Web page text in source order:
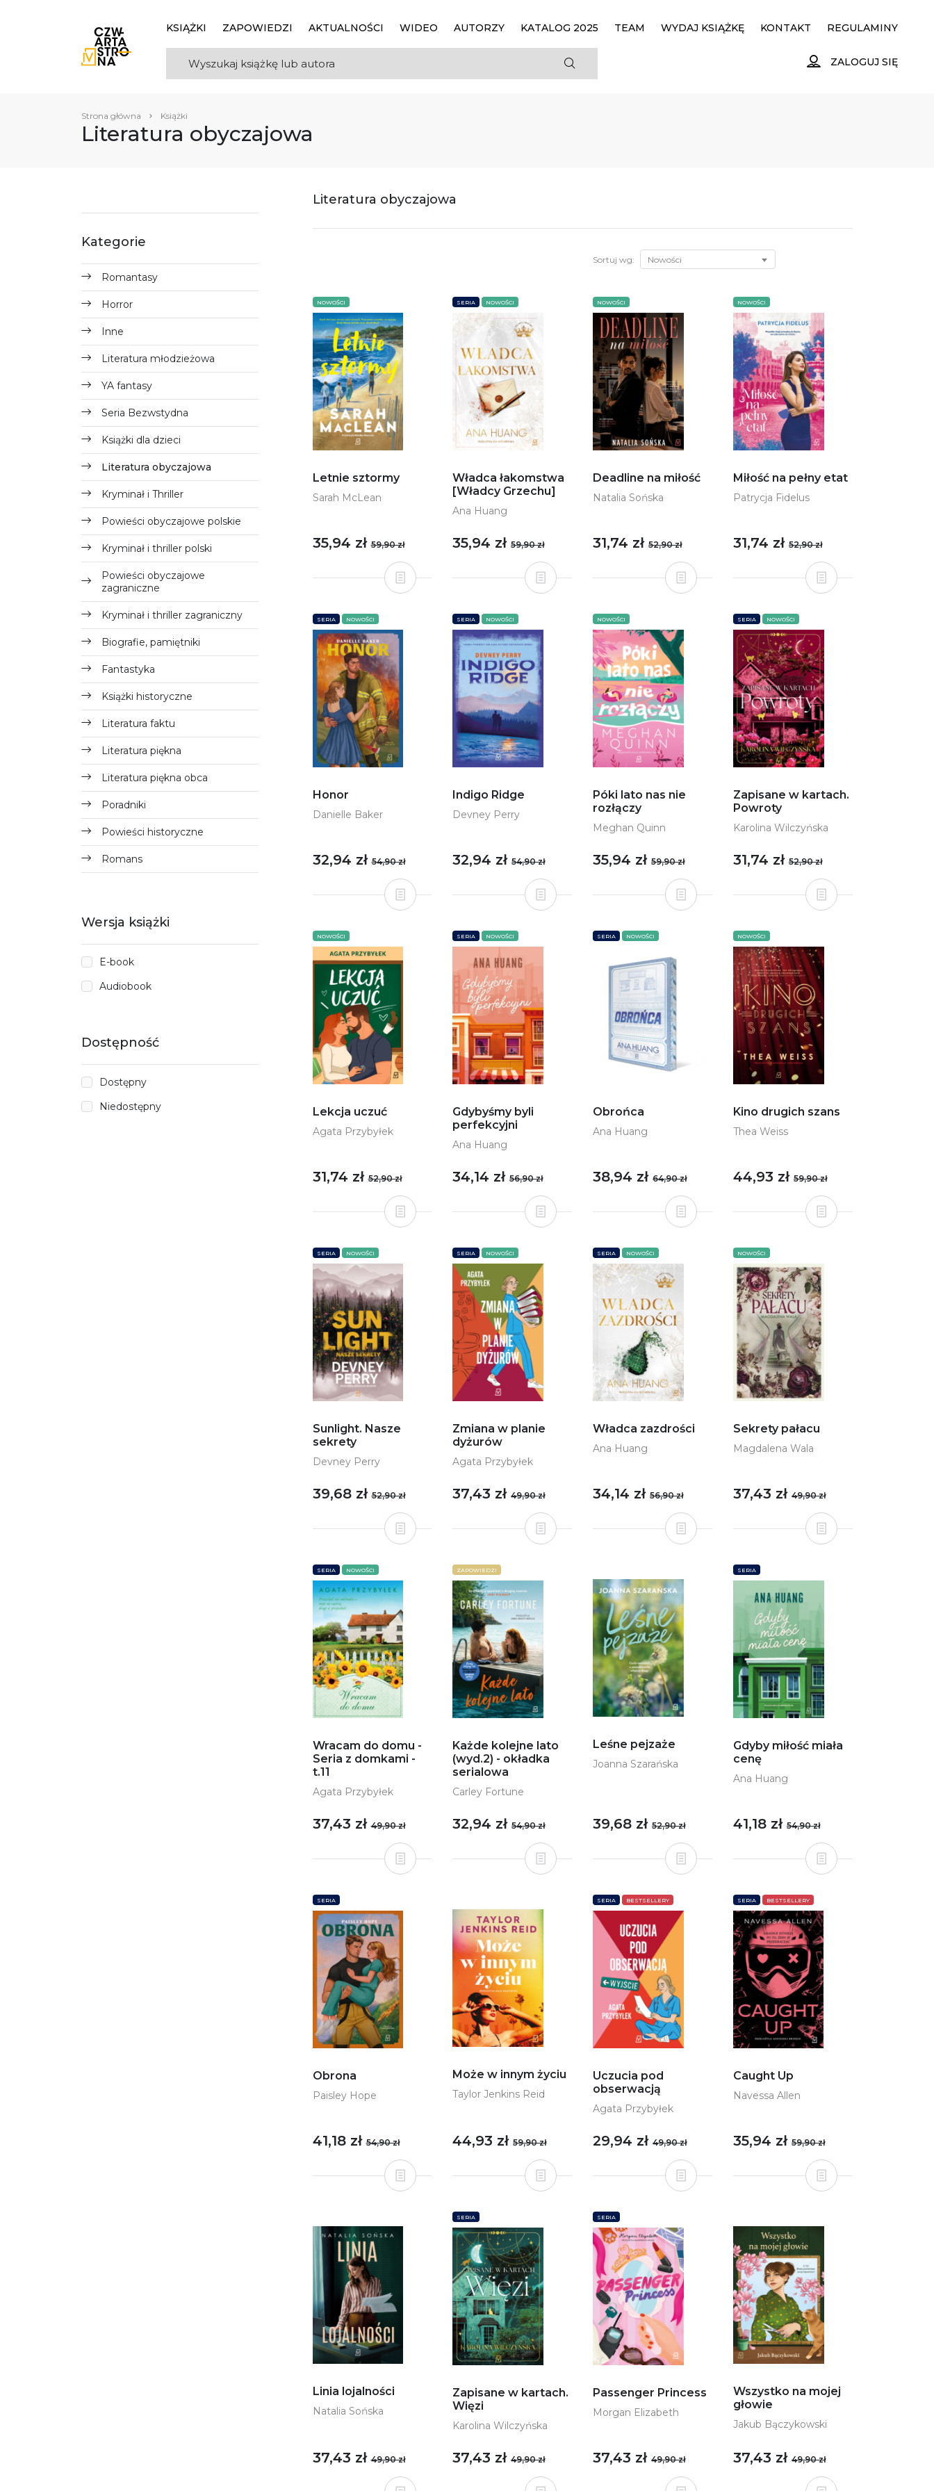
KSIĄŻKI ZAPOWIEDZI AKTUALNOŚCI WIDEO AUTORZY KATALOG 2025 TEAM WYDAJ KSIĄŻKĘ KONTAKT REGULAMINY
ZALOGUJ SIĘ
Strona główna Książki
Literatura obyczajowa
Kategorie
Romantasy
Horror
Inne
Literatura młodzieżowa
YA fantasy
Seria Bezwstydna
Książki dla dzieci
Literatura obyczajowa
Kryminał i Thriller
Powieści obyczajowe polskie
Kryminał i thriller polski
Powieści obyczajowe
zagraniczne
Kryminał i thriller zagraniczny
Biografie, pamiętniki
Fantastyka
Książki historyczne
Literatura faktu
Literatura piękna
Literatura piękna obca
Poradniki
Powieści historyczne
Romans
Wersja książki
E-book
Audiobook
Dostępność
Dostępny
Niedostępny
Literatura obyczajowa
Sortuj wg: Nowości
NOWOŚCI
Letnie sztormy
Sarah McLean
35,94 zł59,90 zł
SERIA NOWOŚCI
Władca łakomstwa
[Władcy Grzechu]
Ana Huang
35,94 zł59,90 zł
NOWOŚCI
Deadline na miłość
Natalia Sońska
31,74 zł52,90 zł
NOWOŚCI
Miłość na pełny etat
Patrycja Fidelus
31,74 zł52,90 zł
SERIA NOWOŚCI
Honor
Danielle Baker
32,94 zł54,90 zł
SERIA NOWOŚCI
Indigo Ridge
Devney Perry
32,94 zł54,90 zł
NOWOŚCI
Póki lato nas nie
rozłączy
Meghan Quinn
35,94 zł59,90 zł
SERIA NOWOŚCI
Zapisane w kartach.
Powroty
Karolina Wilczyńska
31,74 zł52,90 zł
NOWOŚCI
Lekcja uczuć
Agata Przybyłek
31,74 zł52,90 zł
SERIA NOWOŚCI
Gdybyśmy byli
perfekcyjni
Ana Huang
34,14 zł56,90 zł
SERIA NOWOŚCI
Obrońca
Ana Huang
38,94 zł64,90 zł
NOWOŚCI
Kino drugich szans
Thea Weiss
44,93 zł59,90 zł
SERIA NOWOŚCI
Sunlight. Nasze
sekrety
Devney Perry
39,68 zł52,90 zł
SERIA NOWOŚCI
Zmiana w planie
dyżurów
Agata Przybyłek
37,43 zł49,90 zł
SERIA NOWOŚCI
Władca zazdrości
Ana Huang
34,14 zł56,90 zł
NOWOŚCI
Sekrety pałacu
Magdalena Wala
37,43 zł49,90 zł
SERIA NOWOŚCI
Wracam do domu -
Seria z domkami -
t.11
Agata Przybyłek
37,43 zł49,90 zł
ZAPOWIEDZI
Każde kolejne lato
(wyd.2) - okładka
serialowa
Carley Fortune
32,94 zł54,90 zł
Leśne pejzaże
Joanna Szarańska
39,68 zł52,90 zł
SERIA
Gdyby miłość miała
cenę
Ana Huang
41,18 zł54,90 zł
SERIA
Obrona
Paisley Hope
41,18 zł54,90 zł
Może w innym życiu
Taylor Jenkins Reid
44,93 zł59,90 zł
SERIA BESTSELLERY
Uczucia pod
obserwacją
Agata Przybyłek
29,94 zł49,90 zł
SERIA BESTSELLERY
Caught Up
Navessa Allen
35,94 zł59,90 zł
Linia lojalności
Natalia Sońska
37,43 zł49,90 zł
SERIA
Zapisane w kartach.
Więzi
Karolina Wilczyńska
37,43 zł49,90 zł
SERIA
Passenger Princess
Morgan Elizabeth
37,43 zł49,90 zł
Wszystko na mojej
głowie
Jakub Bączykowski
37,43 zł49,90 zł